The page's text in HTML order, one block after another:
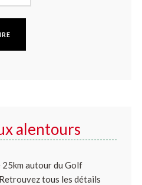
alentours
25km autour du Golf
tous les détails